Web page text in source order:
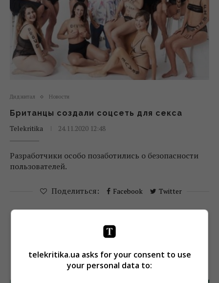
Диджитал Новости
Британцы создали соцсеть для секса
Telekritika
24.11.2020 12:48
Разработчики особо позаботились о безопасности
пользователей.
Поделиться: Facebook Twitter
telekritika.ua asks for your consent to use
your personal data to: